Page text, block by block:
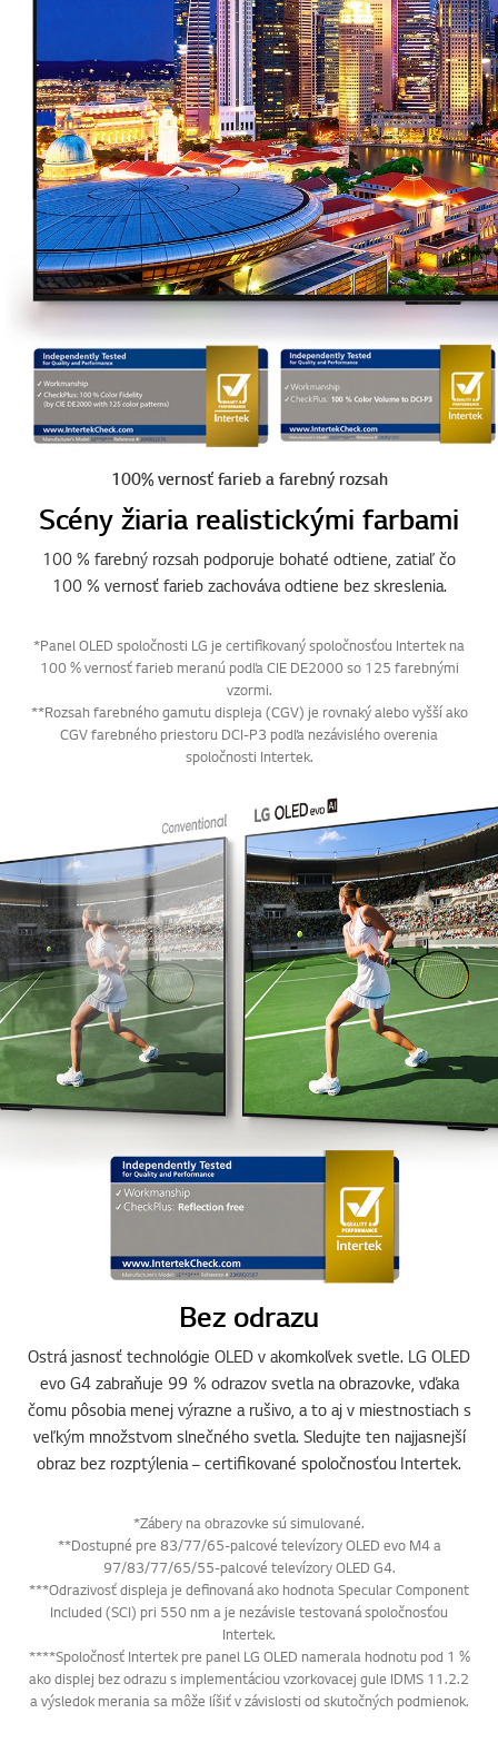
100% vernosť farieb a farebný rozsah
Scény žiaria realistickými farbami
*Panel OLED spoločnosti LG je certifikovaný spoločnosťou Intertek na
100 % vernosť farieb meranú podľa CIE DE2000 so 125 farebnými
vzormi.
**Rozsah farebného gamutu displeja (CGV) je rovnaký alebo vyšší ako
spoločnosti Intertek.
Bez odrazu
Ostrá jasnosť technológie OLED v akomkoľvek svetle. LG OLED
evo G4 zabraňuje 99 % odrazov svetla na obrazovke, vďaka
čomu pôsobia menej výrazne a rušivo, a to aj v miestnostiach s
veľkým množstvom slnečného svetla. Sledujte ten najjasnejší
*Zábery na obrazovke sú simulované.
**Dostupné pre 83/77/65-palcové televízory OLED evo M4 a
97/83/77/65/55-palcové televízory OLED G4.
***Odrazivosť displeja je definovaná ako hodnota Specular Component
Included (SCI) pri 550 nm a je nezávisle testovaná spoločnosťou
Intertek.
****Spoločnosť Intertek pre panel LG OLED namerala hodnotu pod 1 %
Online Chat